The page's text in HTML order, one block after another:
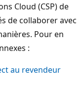
Cloud (CSP) de
de collaborer avec
Pour en
:
au revendeur